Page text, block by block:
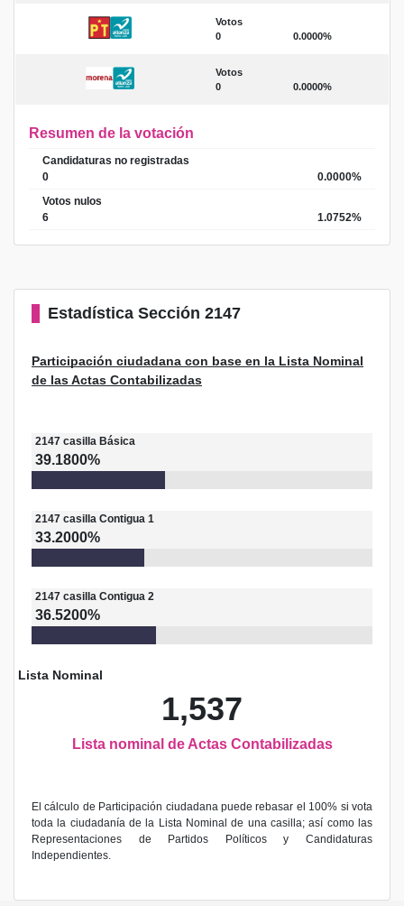
Votos
0
0.0000%
Votos
0
0.0000%
Resumen de la votación
Candidaturas no registradas
0
0.0000%
Votos nulos
6
1.0752%
Estadística Sección 2147
Participación ciudadana con base en la Lista Nominal
de las Actas Contabilizadas
2147 casilla Básica
39.1800%
2147 casilla Contigua 1
33.2000%
2147 casilla Contigua 2
36.5200%
Lista Nominal
1,537
Lista nominal de Actas Contabilizadas
El cálculo de Participación ciudadana puede rebasar el 100% si vota
toda la ciudadanía de la Lista Nominal de una casilla; así como las
Representaciones de Partidos Políticos y Candidaturas
Independientes.